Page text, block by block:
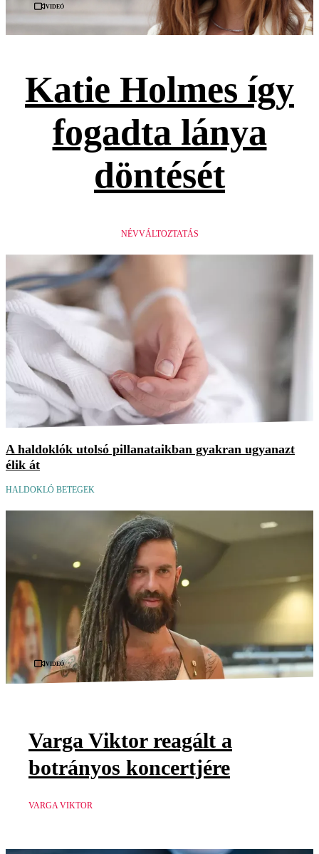
Videó
Katie Holmes így
fogadta lánya
döntését
NÉVVÁLTOZTATÁS
A haldoklók utolsó pillanataikban gyakran ugyanazt
élik át
HALDOKLÓ BETEGEK
Videó
Varga Viktor reagált a
botrányos koncertjére
VARGA VIKTOR